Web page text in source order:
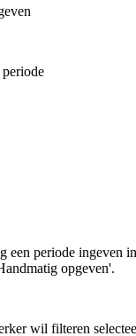
een periode ingeven
opgeven'.
wil filteren